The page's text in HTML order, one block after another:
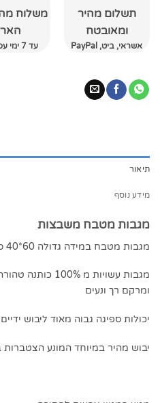
תשלום מהיר
ומאובטח
אשראי, ביט, PayPal
משלוח
עד 7 ימי עסקים**
תיאור
מידע נוסף
מגבות מטבח משבצות
מגבות מטבח במידה גדולה 60*40 ס"מ
מגבות עשויות מ
ומרקם רך ונעים
יכולות ספיגה גבוה מאוד ליבוש
יבוש מהיר במיוחד המונע הצטברות